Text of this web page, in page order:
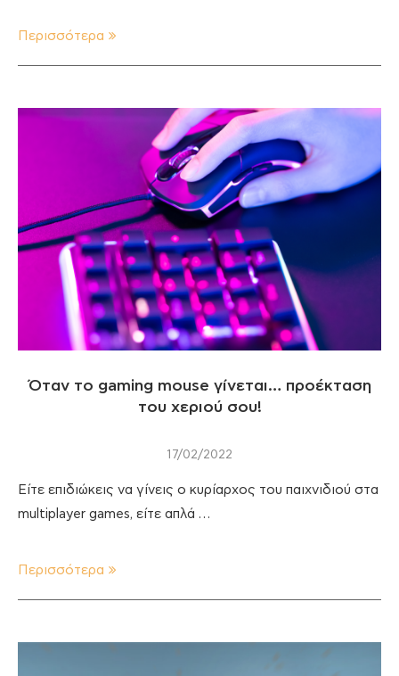
Περισσότερα
Όταν το gaming mouse γίνεται… προέκταση
του χεριού σου!
17/02/2022
Είτε επιδιώκεις να γίνεις ο κυρίαρχος του παιχνιδιού στα
multiplayer games, είτε απλά …
Περισσότερα